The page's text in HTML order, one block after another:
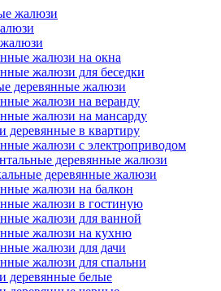
жалюзи
жалюзи на окна
жалюзи для беседки
деревянные жалюзи
жалюзи на веранду
жалюзи на мансарду
деревянные в квартиру
жалюзи с электроприводом
деревянные жалюзи
деревянные жалюзи
жалюзи на балкон
жалюзи в гостиную
жалюзи для ванной
жалюзи на кухню
жалюзи для дачи
жалюзи для спальни
деревянные белые